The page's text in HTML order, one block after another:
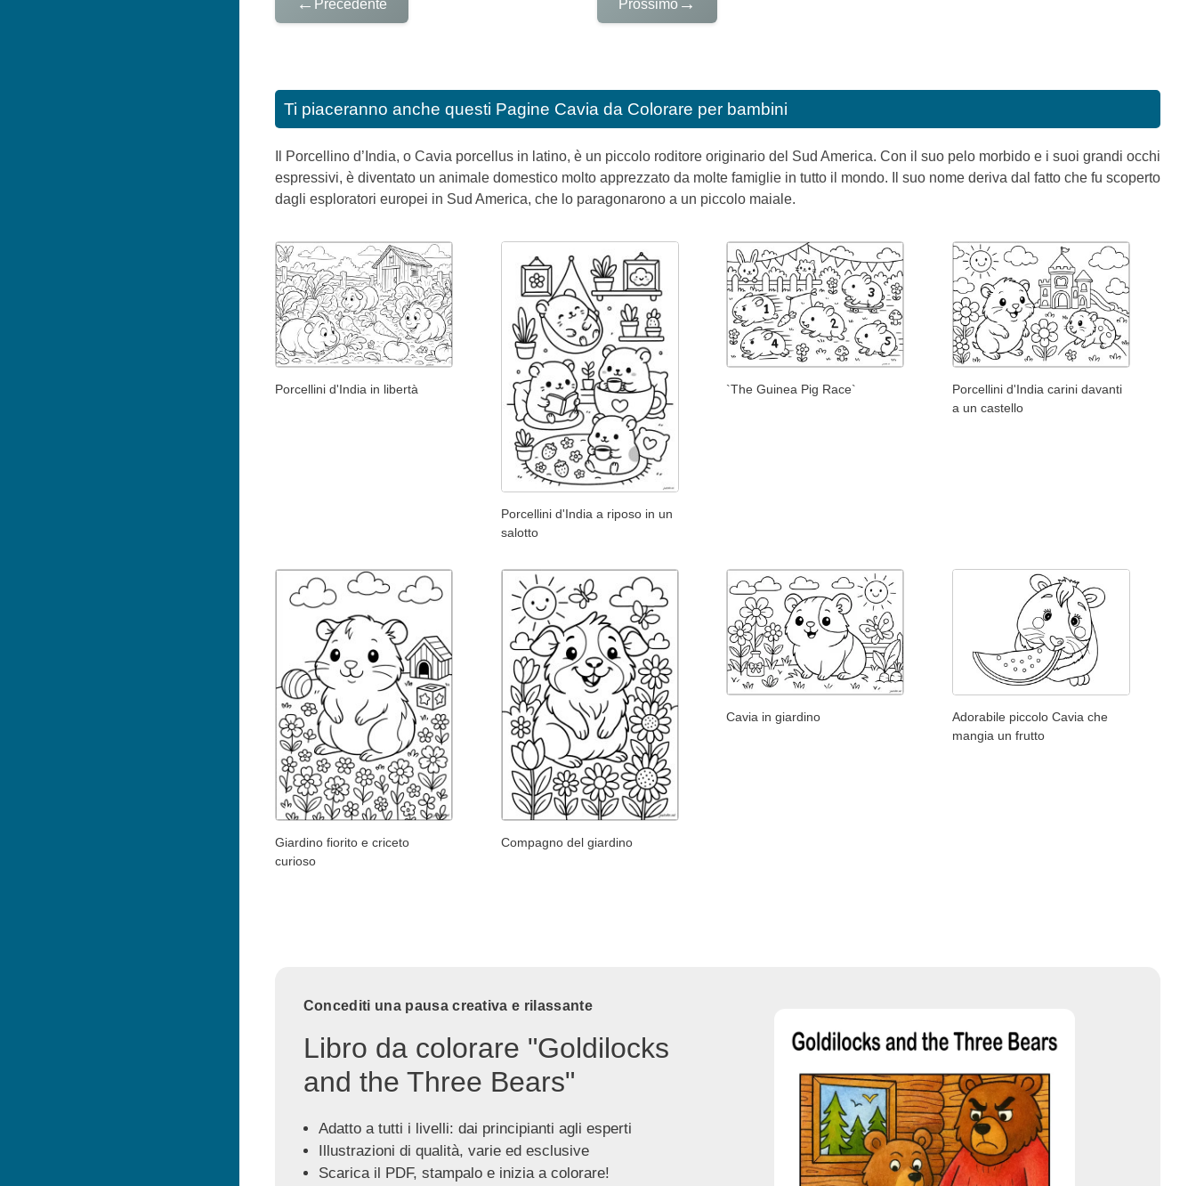
Precedente Prossimo
Ti piaceranno anche questi Pagine Cavia da Colorare per bambini
Il Porcellino d’India, o Cavia porcellus in latino, è un piccolo roditore originario del Sud America. Con il suo pelo morbido e i suoi grandi occhi
espressivi, è diventato un animale domestico molto apprezzato da molte famiglie in tutto il mondo. Il suo nome deriva dal fatto che fu scoperto
dagli esploratori europei in Sud America, che lo paragonarono a un piccolo maiale.
Porcellini d'India in libertà
Porcellini d'India a riposo in un
salotto
`The Guinea Pig Race`
Porcellini d'India carini davanti
a un castello
Giardino fiorito e criceto
curioso
Compagno del giardino
Cavia in giardino
Adorabile piccolo Cavia che
mangia un frutto
Concediti una pausa creativa e rilassante
Libro da colorare "Goldilocks
and the Three Bears"
Adatto a tutti i livelli: dai principianti agli esperti
Illustrazioni di qualità, varie ed esclusive
Scarica il PDF, stampalo e inizia a colorare!